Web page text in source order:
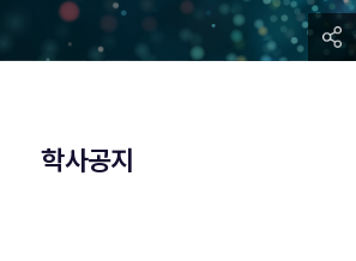
학사공지